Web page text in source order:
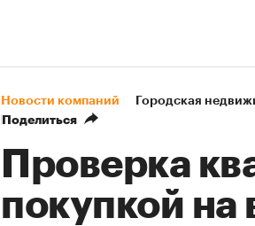
Новости компаний Городская
Поделиться
Проверка
покупкой на